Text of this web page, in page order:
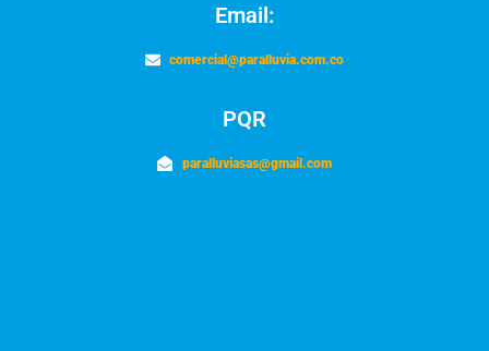
Email:
comercial@paralluvia.com.co
PQR
paralluviasas@gmail.com